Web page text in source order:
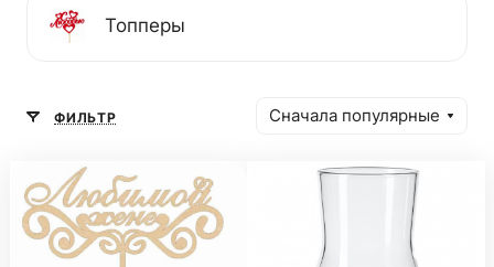
Топперы
ФИЛЬТР Сначала популярные